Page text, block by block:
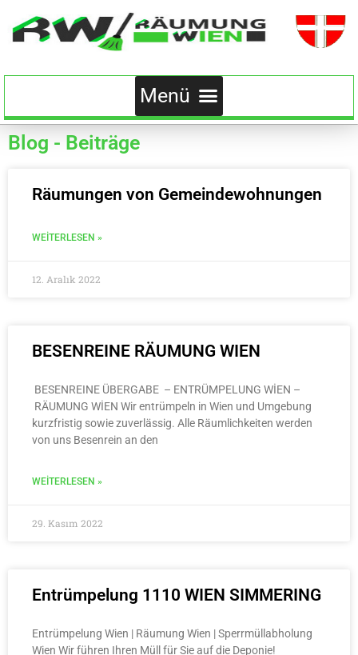
Blog - Beiträge
Räumungen von Gemeindewohnungen
WEITERLESEN »
12. Aralık 2022
BESENREINE RÄUMUNG WIEN
BESENREINE ÜBERGABE – ENTRÜMPELUNG WİEN –
RÄUMUNG WİEN Wir entrümpeln in Wien und Umgebung
kurzfristig sowie zuverlässig. Alle Räumlichkeiten werden
von uns Besenrein an den
WEITERLESEN »
29. Kasım 2022
Entrümpelung 1110 WIEN SIMMERING
Entrümpelung Wien | Räumung Wien | Sperrmüllabholung
Wien Wir führen Ihren Müll für Sie auf die Deponie!